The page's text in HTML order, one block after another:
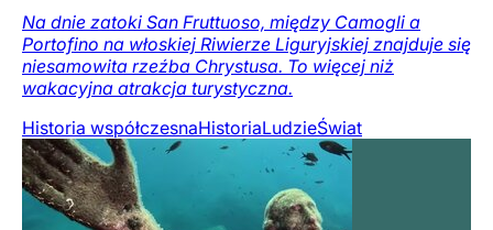
Na dnie zatoki San Fruttuoso, między Camogli a
Portofino na włoskiej Riwierze Liguryjskiej znajduje się
niesamowita rzeźba Chrystusa. To więcej niż
wakacyjna atrakcja turystyczna.
Historia współczesnaHistoriaLudzieŚwiat